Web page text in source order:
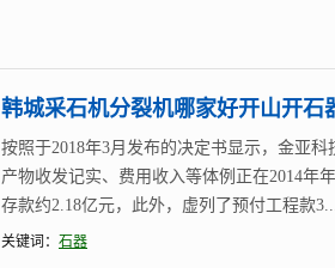
韩城采石机分裂机哪家好开山开石
按照于2018年3月发布的决定书显示，金亚
产物收发记实、费用收入等体例正在2014年
存款约2.18亿元，此外，虚列了预付工程款
关键词： 石器